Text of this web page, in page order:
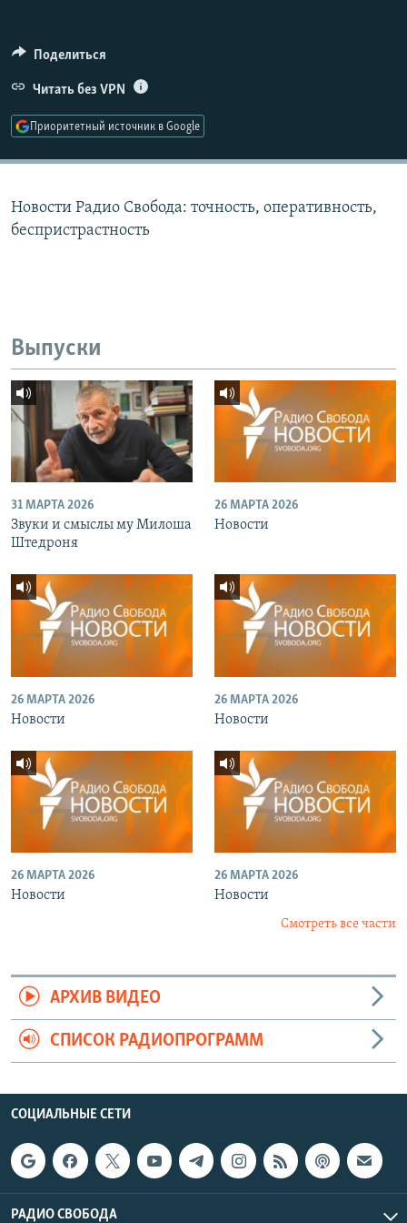
ПОДПИШИТЕСЬ НА РАССЫЛКУ
СОЦИАЛЬНЫЕ СЕТИ
Поделиться
Читать без VPN
Приоритетный источник в Google
Новости Радио Свобода: точность, оперативность,
беспристрастность
Выпуски
31 МАРТА 2026
Звуки и смыслы му Милоша
Штедроня
26 МАРТА 2026
Новости
26 МАРТА 2026
Новости
26 МАРТА 2026
Новости
26 МАРТА 2026
Новости
26 МАРТА 2026
Новости
Смотреть все части
АРХИВ ВИДЕО
СПИСОК РАДИОПРОГРАММ
СОЦИАЛЬНЫЕ СЕТИ
РАДИО СВОБОДА